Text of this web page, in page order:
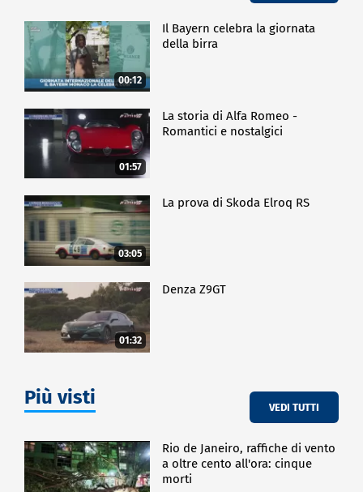
00:12
Il Bayern celebra la giornata
della birra
01:57
La storia di Alfa Romeo -
Romantici e nostalgici
03:05
La prova di Skoda Elroq RS
01:32
Denza Z9GT
Più visti VEDI TUTTI
Rio de Janeiro, raffiche di vento
a oltre cento all'ora: cinque
morti